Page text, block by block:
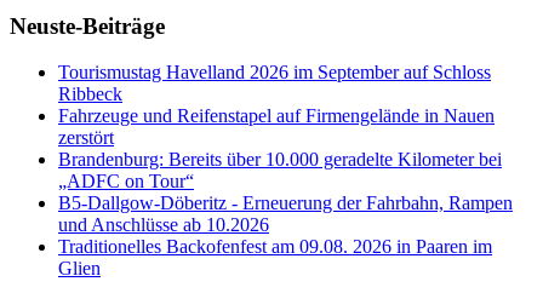
Neuste-Beiträge
Tourismustag Havelland 2026 im September auf Schloss
Ribbeck
Fahrzeuge und Reifenstapel auf Firmengelände in Nauen
zerstört
Brandenburg: Bereits über 10.000 geradelte Kilometer bei
„ADFC on Tour“
B5-Dallgow-Döberitz - Erneuerung der Fahrbahn, Rampen
und Anschlüsse ab 10.2026
Traditionelles Backofenfest am 09.08. 2026 in Paaren im
Glien